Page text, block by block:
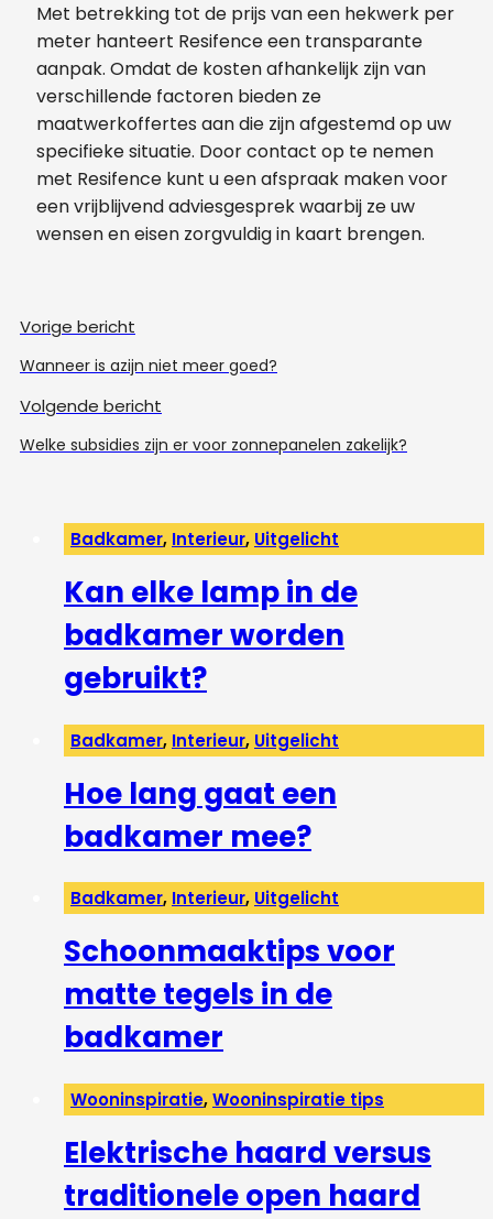
Met betrekking tot de prijs van een hekwerk per
meter hanteert Resifence een transparante
aanpak. Omdat de kosten afhankelijk zijn van
verschillende factoren bieden ze
maatwerkoffertes aan die zijn afgestemd op uw
specifieke situatie. Door contact op te nemen
met Resifence kunt u een afspraak maken voor
een vrijblijvend adviesgesprek waarbij ze uw
wensen en eisen zorgvuldig in kaart brengen.
Vorige bericht
Wanneer is azijn niet meer goed?
Volgende bericht
Welke subsidies zijn er voor zonnepanelen zakelijk?
Badkamer, Interieur, Uitgelicht
Kan elke lamp in de
badkamer worden
gebruikt?
Badkamer, Interieur, Uitgelicht
Hoe lang gaat een
badkamer mee?
Badkamer, Interieur, Uitgelicht
Schoonmaaktips voor
matte tegels in de
badkamer
Wooninspiratie,Wooninspiratie tips
Elektrische haard versus
traditionele open haard